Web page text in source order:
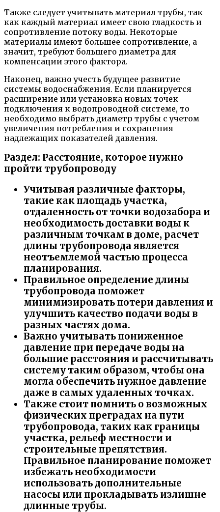
Также следует учитывать материал трубы, так
как каждый материал имеет свою гладкость и
сопротивление потоку воды. Некоторые
материалы имеют большее сопротивление, а
значит, требуют большего диаметра для
компенсации этого фактора.
Наконец, важно учесть будущее развитие
системы водоснабжения. Если планируется
расширение или установка новых точек
подключения к водопроводной системе, то
необходимо выбрать диаметр трубы с учетом
увеличения потребления и сохранения
надлежащих показателей давления.
Раздел: Расстояние, которое нужно
пройти трубопроводу
Учитывая различные факторы,
такие как площадь участка,
отдаленность от точки водозабора и
необходимость доставки воды к
различным точкам в доме, расчет
длины трубопровода является
неотъемлемой частью процесса
планирования.
Правильное определение длины
трубопровода поможет
минимизировать потери давления и
улучшить качество подачи воды в
разных частях дома.
Важно учитывать пониженное
давление при передаче воды на
большие расстояния и рассчитывать
систему таким образом, чтобы она
могла обеспечить нужное давление
даже в самых удаленных точках.
Также стоит помнить о возможных
физических преградах на пути
трубопровода, таких как границы
участка, рельеф местности и
строительные препятствия.
Правильное планирование поможет
избежать необходимости
использовать дополнительные
насосы или прокладывать излишне
длинные трубы.